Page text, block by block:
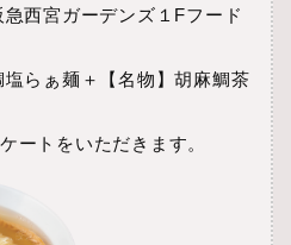
急西宮ガーデンズ１Fフード
塩らぁ麺＋【名物】胡麻鯛茶
ートをいただきます。